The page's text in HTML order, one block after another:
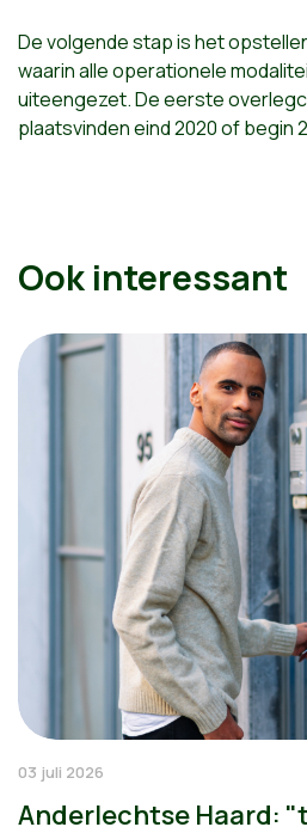
De volgende stap is het
waarin alle operationele
uiteengezet. De eerste
plaatsvinden eind 2020 of begin
Ook interessant
03 juli 2026
Anderlechtse Haard: